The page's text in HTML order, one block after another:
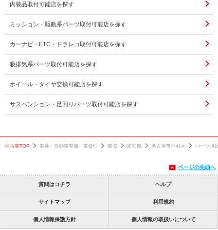
内装品取付可能店を探す
ミッション・駆動系パーツ取付可能店を探す
カーナビ・ETC・ドラレコ取付可能店を探す
吸排気系パーツ取付可能店を探す
ホイール・タイヤ交換可能店を探す
サスペンション・足回りパーツ取付可能店を探す
中古車TOP 車検・自動車整備・車修理 東海 愛知県 名古屋市中村区 パーツ持
ページの先頭へ
質問はコチラ ヘルプ
サイトマップ 利用規約
個人情報保護方針 個人情報の取扱いについて